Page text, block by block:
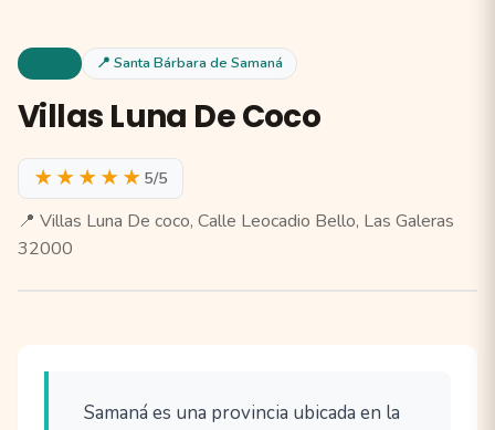
📍 Santa Bárbara de Samaná
Villas Luna De Coco
★★★★★ 5/5
📍 Villas Luna De coco, Calle Leocadio Bello, Las Galeras
32000
Samaná es una provincia ubicada en la